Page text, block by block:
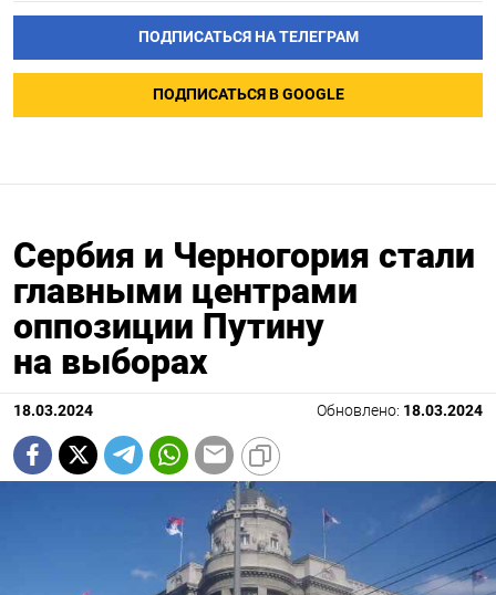
ПОДПИСАТЬСЯ НА ТЕЛЕГРАМ
ПОДПИСАТЬСЯ В GOOGLE
Сербия и Черногория стали
главными центрами
оппозиции Путину
на выборах
18.03.2024 Обновлено: 18.03.2024